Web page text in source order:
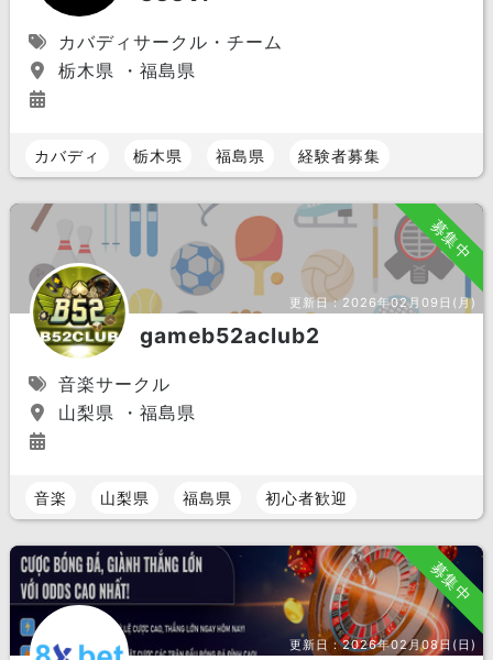
カバディサークル・チーム
栃木県 ・福島県
カバディ 栃木県 福島県 経験者募集
募集中
更新日：2026年02月09日(月)
gameb52aclub2
音楽サークル
山梨県 ・福島県
音楽 山梨県 福島県 初心者歓迎
募集中
更新日：2026年02月08日(日)